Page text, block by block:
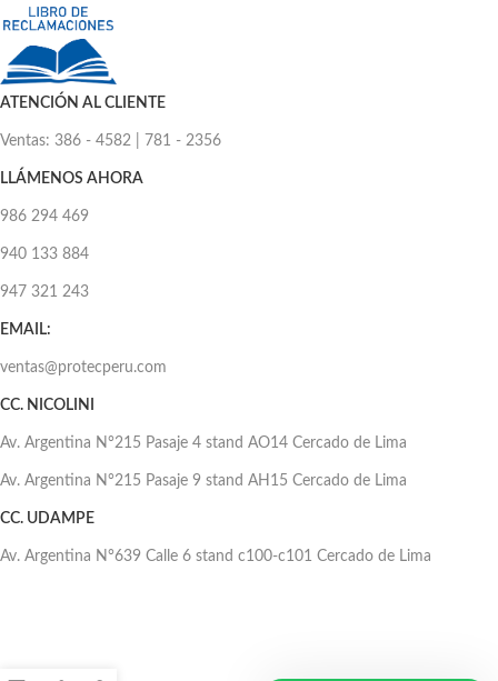
ATENCIÓN AL CLIENTE
Ventas: 386 - 4582 | 781 - 2356
LLÁMENOS AHORA
986 294 469
940 133 884
947 321 243
EMAIL:
ventas@protecperu.com
CC. NICOLINI
Av. Argentina N°215 Pasaje 4 stand AO14 Cercado de Lima
Av. Argentina N°215 Pasaje 9 stand AH15 Cercado de Lima
CC. UDAMPE
Av. Argentina N°639 Calle 6 stand c100-c101 Cercado de Lima